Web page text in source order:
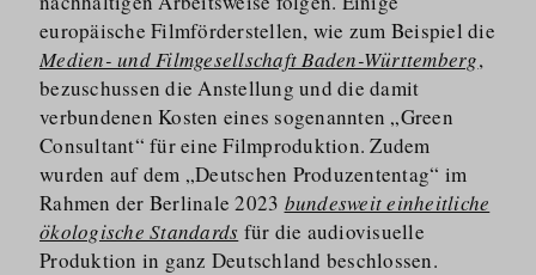
europäische Filmförderstellen, wie zum Beispiel die
Medien- und Filmgesellschaft Baden-Württemberg,
bezuschussen die Anstellung und die damit
verbundenen Kosten eines sogenannten „Green
Consultant“ für eine Filmproduktion. Zudem
wurden auf dem „Deutschen Produzententag“ im
Rahmen der Berlinale 2023 bundesweit einheitliche
ökologische Standards für die audiovisuelle
Produktion in ganz Deutschland beschlossen.